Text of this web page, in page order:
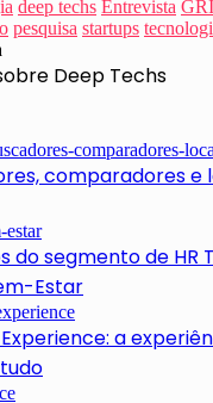
deep techs Entrevista
pesquisa startups
Deep Techs
comparadores e
do segmento de HR
Estar
a